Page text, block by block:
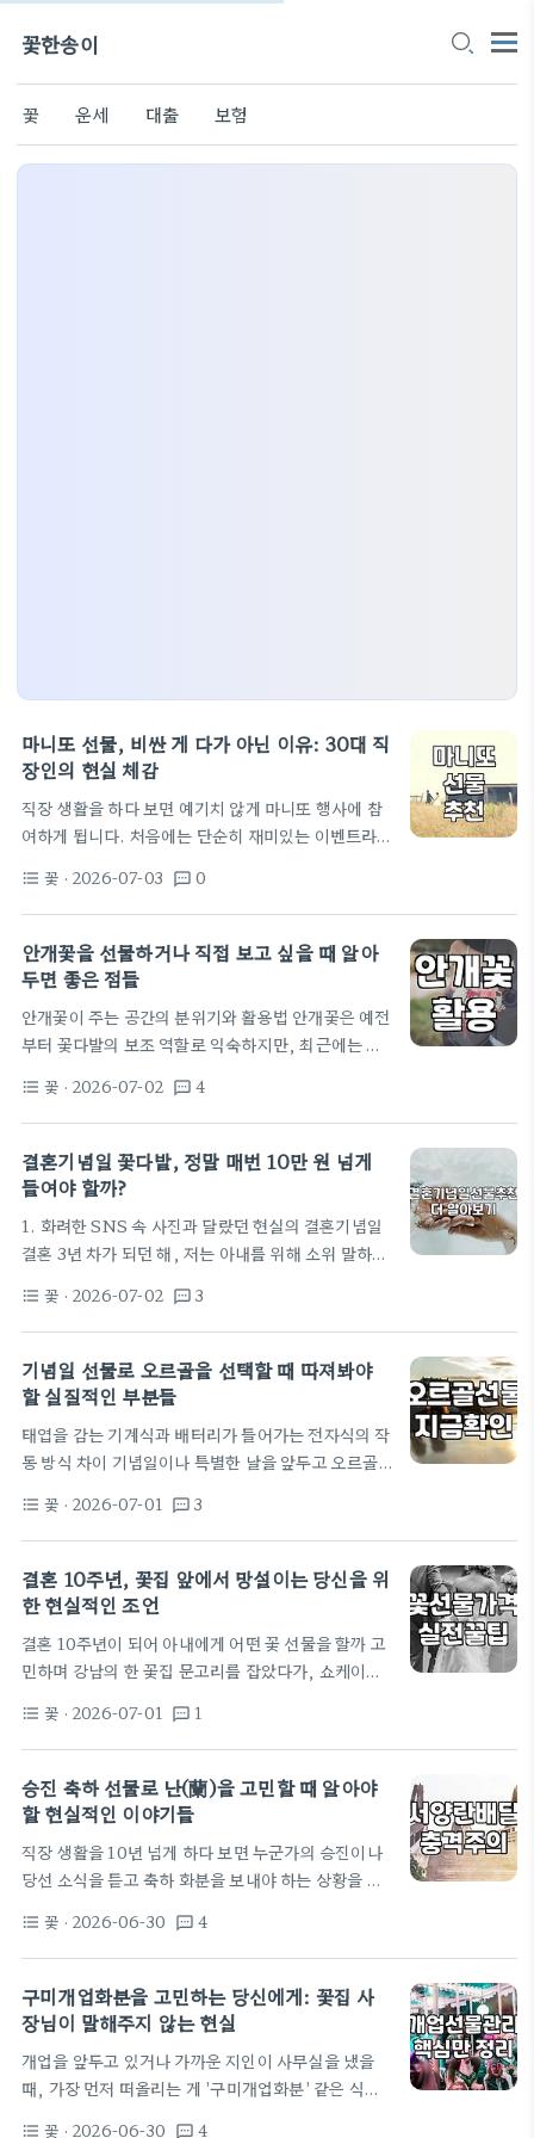
꽃한송이
꽃 운세 대출 보험
마니또 선물, 비싼 게 다가 아닌 이유: 30대 직
장인의 현실 체감
직장 생활을 하다 보면 예기치 않게 마니또 행사에 참
여하게 됩니다. 처음에는 단순히 재미있는 이벤트라
동안 선물을 고민하게 되면 이야기가 달라집니다. 특
히 3만 원에서 5만 원 사이의 애매한 예산이 정해지면
더 골치가 아프죠. '안동소주 선물세트' 같은 너무 무
거운 술은 취향을 타서 망설여지고, 그렇다고 '일본 여
계가 너무 모호합니다. 이런 자리에서 저는 종종 실패
를 경험했습니다. 한번은 정말 실용적인 선물을 주고
싶어서 30대 후반 직장 동료에게 영양제를 선물한 적
format_list_bulleted 꽃 · 2026-07-03 textsms 0
안개꽃을 선물하거나 직접 보고 싶을 때 알아
두면 좋은 점들
안개꽃이 주는 공간의 분위기와 활용법 안개꽃은 예전
부터 꽃다발의 보조 역할로 익숙하지만, 최근에는 안
워 인테리어 소품으로 인기가 높습니다. 안개꽃은 수
분 함량이 비교적 적어 말렸을 때 형태가 잘 유지되는
편이라 드라이플라워로 활용하기 가장 좋은 꽃 중 하
나입니다. 안면도 지방정원처럼 대규모 정원 조성 시
의 포근하고 몽환적인 이미지 덕분입니다. 집에서 직
접 말릴 때는 꽃이 완전히 만개하기 전, 가장 싱싱한
상태에서 거꾸로 매달아 바람이 잘 통하는 그늘에 두
format_list_bulleted 꽃 · 2026-07-02 textsms 4
결혼기념일 꽃다발, 정말 매번 10만 원 넘게
들여야 할까?
1. 화려한 SNS 속 사진과 달랐던 현실의 결혼기념일
결혼 3년 차가 되던 해, 저는 아내를 위해 소위 말하는
15만 원이라는 적지 않은 돈을 들여 디자인 결혼기념
일꽃다발을 주문했죠. 풍성한 수입 장미와 유칼립투
스가 어우러진 꽃다발은 받을 때만큼은 세상에서 가장
아름다운 선물이었습니다. 하지만 기대와 현실은 달
고, 일주일 뒤에는 처치 곤란한 쓰레기가 되어 종량제
봉투로 들어갔습니다. 아내는 고맙다고 말하면서도
"이 돈이면 차라리 맛있는 소고기를 한 번 더 먹을 걸
format_list_bulleted 꽃 · 2026-07-02 textsms 3
기념일 선물로 오르골을 선택할 때 따져봐야
할 실질적인 부분들
태엽을 감는 기계식과 배터리가 들어가는 전자식의 작
동 방식 차이 기념일이나 특별한 날을 앞두고 오르골
동 방식입니다. 시중에서 접할 수 있는 오르골은 크게
내부의 금속 실린더가 돌아가며 빗 모양의 금속판을
튕겨 소리를 내는 전통적인 기계식과, 배터리를 넣어
센서나 버튼으로 소리를 출력하는 전자식으로 나뉩니
소리를 내어 정서적인 만족감이 큽니다. 하지만 태엽
을 매번 직접 감아주어야 하며, 태엽 한 바퀴당 재생
시간이 대개 15초에서 30초 내외로 매우 짧다는 명확
format_list_bulleted 꽃 · 2026-07-01 textsms 3
결혼 10주년, 꽃집 앞에서 망설이는 당신을 위
한 현실적인 조언
결혼 10주년이 되어 아내에게 어떤 꽃 선물을 할까 고
민하며 강남의 한 꽃집 문고리를 잡았다가, 쇼케이스
습니다. 장미 한 송이에 8천 원, 풍성한 꽃다발 하나에
10만 원을 훌쩍 넘기는 가격을 보며 솔직히 '이게 맞
나' 싶은 생각이 들더군요. 동네 꽃집에서 꽃다발을 사
는 행위 자체가 사치처럼 느껴지는 순간이었습니다.
를 겪습니다. 저도 처음엔 멋진 꽃다발을 안겨주는 상
상을 했지만, 막상 예산을 따져보니 현실과 이상 사이
에서 갈등하게 되더라고요. 제가 이번에…
format_list_bulleted 꽃 · 2026-07-01 textsms 1
승진 축하 선물로 난(蘭)을 고민할 때 알아야
할 현실적인 이야기들
직장 생활을 10년 넘게 하다 보면 누군가의 승진이나
당선 소식을 듣고 축하 화분을 보내야 하는 상황을 꽤
선 화분들을 보면 습관적으로 '서양란'이나 '동양란'을
떠올리곤 하죠. 하지만 막상 내 돈으로 직접 구매하거
나 예산을 집행해보면, 이게 생각보다 단순한 문제가
아니라는 걸 깨닫게 됩니다. 경험상 꽃은 받으면 기분
입니다. 제가 몇 년 전 상사 승진 때 동양란인 '산천보
세'를 선물했던 적이 있습니다. 잎이 단정하고 고고해
서 승진이라는 의미에 잘 어울린다고 판단했거든요.
format_list_bulleted 꽃 · 2026-06-30 textsms 4
구미개업화분을 고민하는 당신에게: 꽃집 사
장님이 말해주지 않는 현실
개업을 앞두고 있거나 가까운 지인이 사무실을 냈을
때, 가장 먼저 떠올리는 게 '구미개업화분' 같은 식물
format_list_bulleted 꽃 · 2026-06-30 textsms 4